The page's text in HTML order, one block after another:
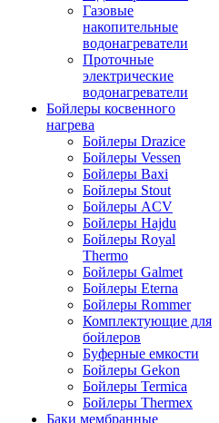
Газовые
накопительные
водонагреватели
Проточные
электрические
водонагреватели
Бойлеры косвенного
нагрева
Бойлеры Drazice
Бойлеры Vessen
Бойлеры Baxi
Бойлеры Stout
Бойлеры ACV
Бойлеры Hajdu
Бойлеры Royal
Thermo
Бойлеры Galmet
Бойлеры Eterna
Бойлеры Rommer
Комплектующие для
бойлеров
Буферные емкости
Бойлеры Gekon
Бойлеры Termica
Бойлеры Thermex
Баки мембранные